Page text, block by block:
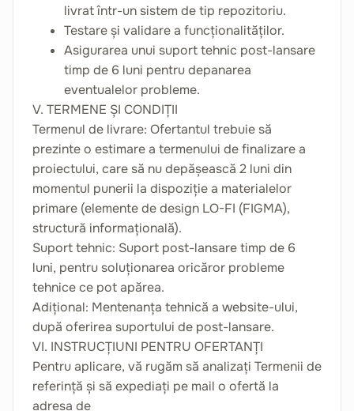
livrat într-un sistem de tip repozitoriu.
Testare și validare a funcționalităților.
Asigurarea unui suport tehnic post-lansare
timp de 6 luni pentru depanarea
eventualelor probleme.
V. TERMENE ȘI CONDIȚII
Termenul de livrare: Ofertantul trebuie să
prezinte o estimare a termenului de finalizare a
proiectului, care să nu depășească 2 luni din
momentul punerii la dispoziție a materialelor
primare (elemente de design LO-FI (FIGMA),
structură informațională).
Suport tehnic: Suport post-lansare timp de 6
luni, pentru soluționarea oricăror probleme
tehnice ce pot apărea.
Adițional: Mentenanța tehnică a website-ului,
după oferirea suportului de post-lansare.
VI. INSTRUCȚIUNI PENTRU OFERTANȚI
Pentru aplicare, vă rugăm să analizați Termenii de
referință și să expediați pe mail o ofertă la
adresa de